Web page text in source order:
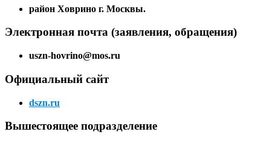
район Ховрино г. Москвы.
Электронная почта (заявления, обращения)
uszn-hovrino@mos.ru
Официальный сайт
dszn.ru
Вышестоящее подразделение